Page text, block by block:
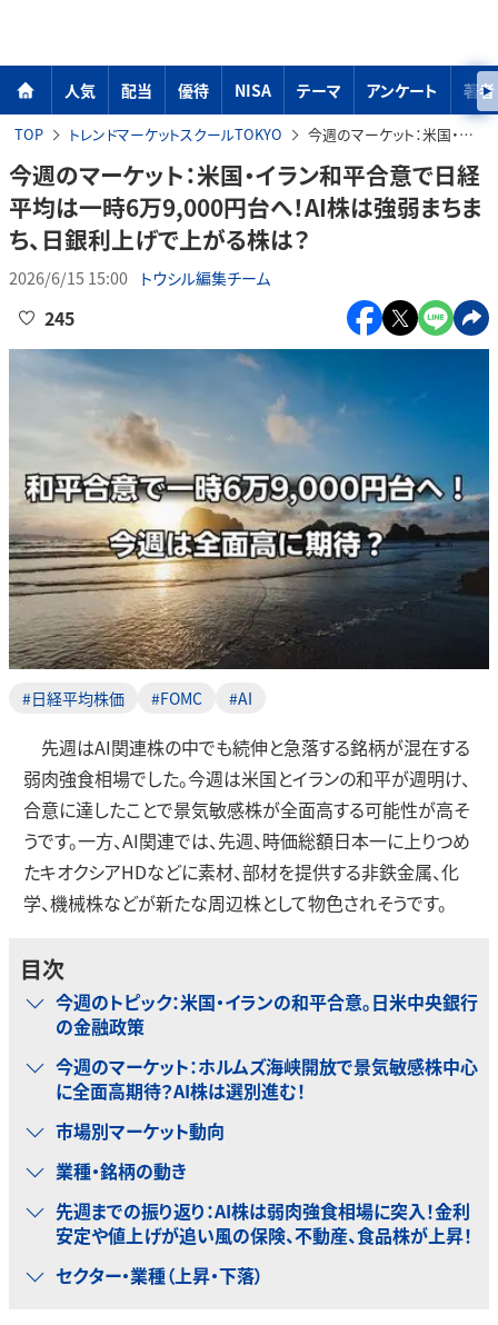
人気 配当 優待 NISA テーマ アンケート 著者
TOP トレンドマーケットスクールTOKYO 今週のマーケット：米国・イラン和平合意で日経平均は一時6万9,000円台へ！AI株は強弱まちまち、日銀利上げで上がる株は？
今週のマーケット：米国・イラン和平合意で日経
平均は一時6万9,000円台へ！AI株は強弱まちま
ち、日銀利上げで上がる株は？
2026/6/15 15:00 トウシル編集チーム
245
#日経平均株価 #FOMC #AI
先週はAI関連株の中でも続伸と急落する銘柄が混在する
弱肉強食相場でした。今週は米国とイランの和平が週明け、
合意に達したことで景気敏感株が全面高する可能性が高そ
うです。一方、AI関連では、先週、時価総額日本一に上りつめ
たキオクシアHDなどに素材、部材を提供する非鉄金属、化
学、機械株などが新たな周辺株として物色されそうです。
目次
今週のトピック：米国・イランの和平合意。日米中央銀行
の金融政策
今週のマーケット：ホルムズ海峡開放で景気敏感株中心
に全面高期待？AI株は選別進む！
市場別マーケット動向
業種・銘柄の動き
先週までの振り返り：AI株は弱肉強食相場に突入！金利
安定や値上げが追い風の保険、不動産、食品株が上昇！
セクター・業種（上昇・下落）